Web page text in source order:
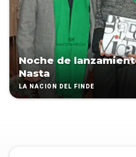
Noche de
Nasta
LA NACIÓN DEL FINDE